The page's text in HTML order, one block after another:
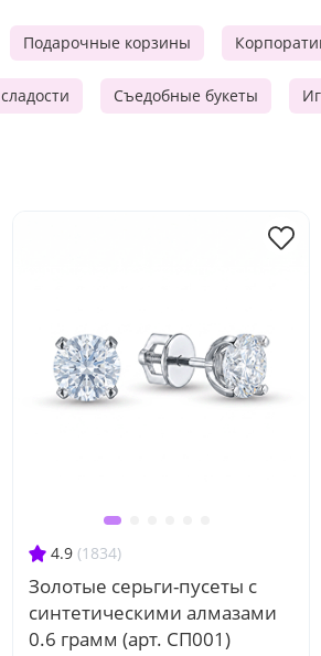
Подарочные корзины
Съедобные букеты
4.9 (1834)
Золотые серьги-пусеты с
синтетическими алмазами
0.6 грамм (арт. СП001)